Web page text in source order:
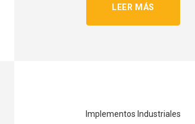
LEER MÁS
Implementos Industriales